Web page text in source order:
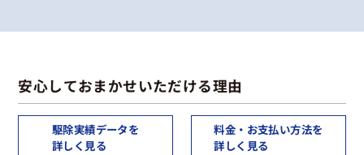
安心しておまかせいただける理由
駆除実績データを
詳しく見る
料金・お支払い方法を
詳しく見る